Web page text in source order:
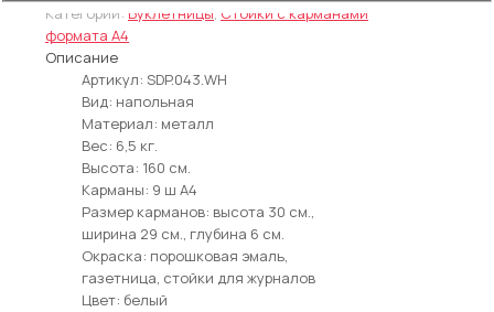
Стойка
для
печатной
продукции
разборная
Белая
Категории: Буклетницы, Стойки с карманами
формата А4
Описание
Артикул: SDP.043.WH
Вид: напольная
Материал: металл
Вес: 6,5 кг.
Высота: 160 см.
Карманы: 9 ш А4
Размер карманов: высота 30 см.,
ширина 29 см., глубина 6 см.
Окраска: порошковая эмаль,
газетница, стойки для журналов
Цвет: белый